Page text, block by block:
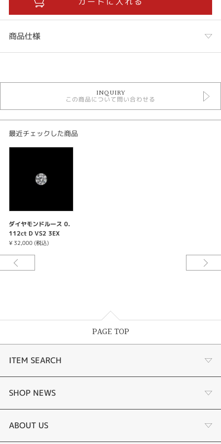
商品仕様
ダイヤモンドジュエリー
INQUIRY
この商品について問い合わせる
最近チェックした商品
ダイヤモンドルース 0.
112ct D VS2 3EX
¥ 32,000 (税込)
PAGE TOP
ITEM SEARCH
婚約指輪
結婚指輪
SHOP NEWS
ジュエリーリフォーム
ABOUT US